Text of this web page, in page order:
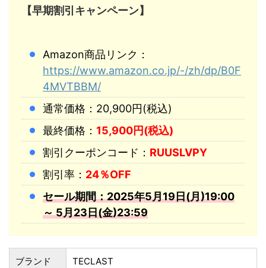
【早期割引キャンペーン】
Amazon商品リンク：
https://www.amazon.co.jp/-/zh/dp/B0F
4MVTBBM/
通常価格：20,900円(税込)
最終価格： 15,900円(税込)
割引クーポンコード： RUUSLVPY
割引率： 24％OFF
セール期間：2025年5月19日(月)19:00
～ 5月23日(金)23:59
ブランド TECLAST